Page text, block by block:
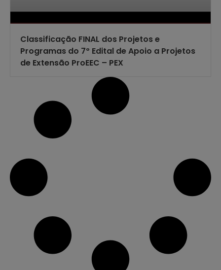
Classificação FINAL dos Projetos e
Programas do 7º Edital de Apoio a Projetos
de Extensão ProEEC – PEX